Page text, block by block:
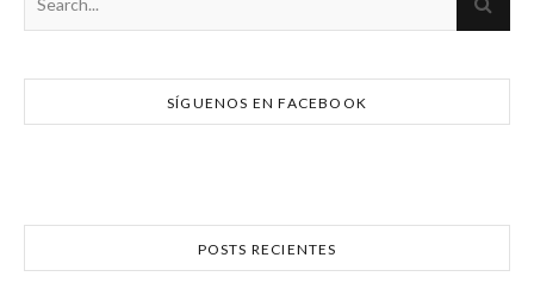
SÍGUENOS EN FACEBOOK
POSTS RECIENTES